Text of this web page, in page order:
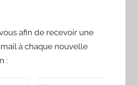
afin de recevoir une
à chaque nouvelle
: